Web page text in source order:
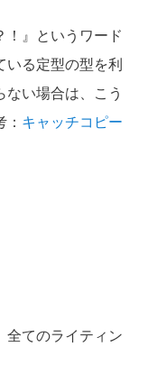
！』というワード
いる定型の型を利
ない場合は、こう
キャッチコピー
全てのライティン